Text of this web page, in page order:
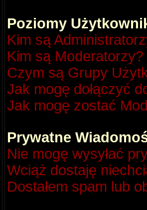
Poziomy
Kim są
Kim są Moderatorzy?
Czym są Grupy
Jak mogę dołączyć
Jak mogę zostać
Prywatne
Nie mogę wysyłać
Wciąż dostaję
Dostałem spam lub